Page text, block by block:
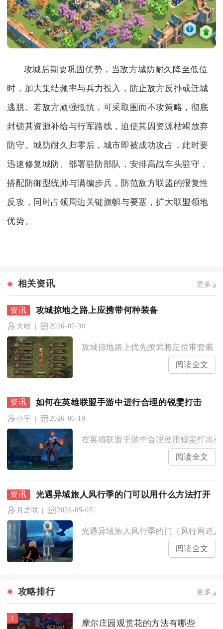
攻城后期要巩固优势，当敌方城防耐久降至低位
时，加大集结频率与兵力投入，防止敌方反扑或迁城
逃脱。若敌方顽强抵抗，可采取围而不攻策略，彻底
封锁其资源补给与行军路线，迫使其因资源枯竭放弃
防守。城防耐久归零后，城市即被成功攻占，此时要
迅速修复城防、部署驻防部队，安排高战车头驻守，
搭配防御型统帅与满编步兵，防范敌方联盟的报复性
反攻，同时占领周边关键旗帜与要塞，扩大联盟领地
优势。
相关资讯 更多
攻城掠地之路上应携带何种装备
大哈 2026-07-30
攻城掠地路上优先按武将定位带套装
阅读全文
如何在英雄联盟手游中进行合理的锐雯打击
小宇 2026-06-19
在英雄联盟手游中合理使用锐雯打出
阅读全文
光遇异域旅人风行季的门可以用什么方法打开
月之咲 2026-05-05
光遇异域旅人风行季的门（风行网道
阅读全文
攻略排行 更多
1
摩尔庄园观赏花的方法有哪些